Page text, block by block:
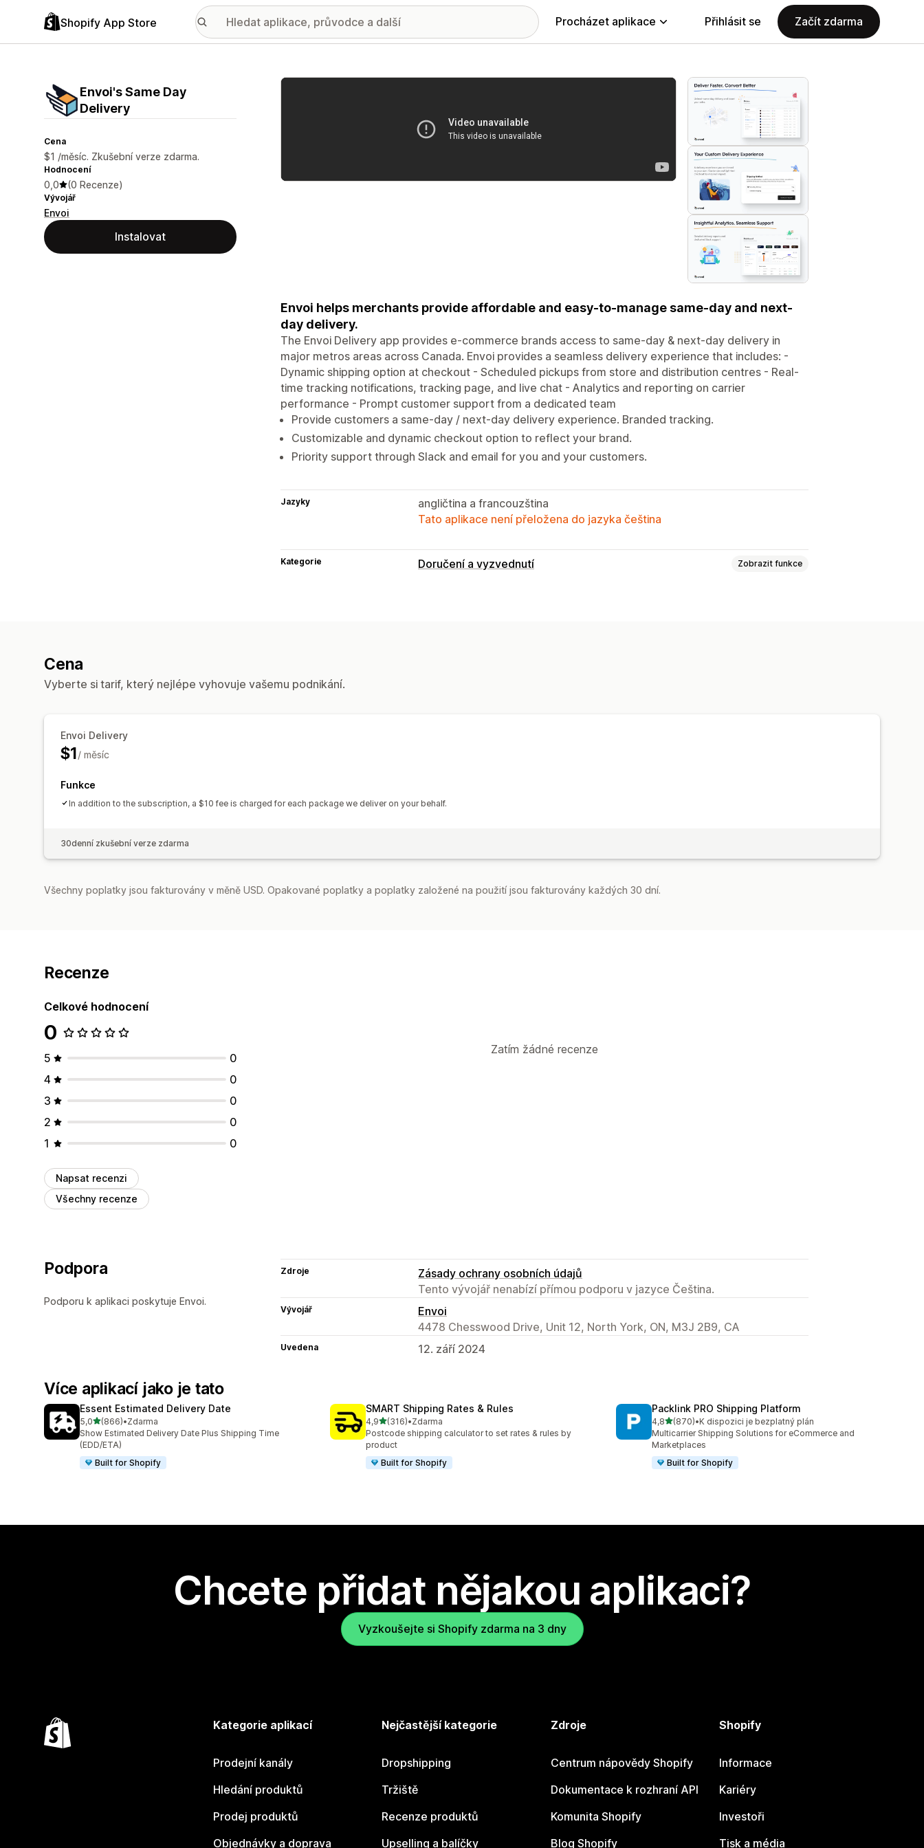
Shopify App Store Procházet aplikace Přihlásit se Začít zdarma
Envoi's Same Day
Delivery
Cena
$1 /měsíc. Zkušební verze zdarma.
Hodnocení
0,0 (0 Recenze)
Vývojář
Envoi
Instalovat
Galerie propagovaných obrázků
Envoi helps merchants provide affordable and easy-to-manage same-day and next-
day delivery.
The Envoi Delivery app provides e-commerce brands access to same-day & next-day delivery in
major metros areas across Canada. Envoi provides a seamless delivery experience that includes: -
Dynamic shipping option at checkout - Scheduled pickups from store and distribution centres - Real-
time tracking notifications, tracking page, and live chat - Analytics and reporting on carrier
performance - Prompt customer support from a dedicated team
Provide customers a same-day / next-day delivery experience. Branded tracking.
Customizable and dynamic checkout option to reflect your brand.
Priority support through Slack and email for you and your customers.
Jazyky
angličtina a francouzština
Tato aplikace není přeložena do jazyka čeština
Kategorie Doručení a vyzvednutí Zobrazit funkce
Cena
Vyberte si tarif, který nejlépe vyhovuje vašemu podnikání.
Envoi Delivery
$1/ měsíc
Funkce
In addition to the subscription, a $10 fee is charged for each package we deliver on your behalf.
30denní zkušební verze zdarma
Všechny poplatky jsou fakturovány v měně USD. Opakované poplatky a poplatky založené na použití jsou fakturovány každých 30 dní.
Recenze
Celkové hodnocení
0
5
0
4
0
3
0
2
0
1
0
Napsat recenzi
Všechny recenze
Zatím žádné recenze
Podpora
Podporu k aplikaci poskytuje Envoi.
Zdroje
Zásady ochrany osobních údajů
Tento vývojář nenabízí přímou podporu v jazyce Čeština.
Vývojář
Envoi
4478 Chesswood Drive, Unit 12, North York, ON, M3J 2B9, CA
Uvedena 12. září 2024
Více aplikací jako je tato
Essent Estimated Delivery Date
5,0z 5 hvězd
(866)
Celkový počet recenzí: 866
•Zdarma
Show Estimated Delivery Date Plus Shipping Time
(EDD/ETA)
Built for Shopify
SMART Shipping Rates & Rules
4,9z 5 hvězd
(316)
Celkový počet recenzí: 316
•Zdarma
Postcode shipping calculator to set rates & rules by
product
Built for Shopify
Packlink PRO Shipping Platform
4,8z 5 hvězd
(870)
Celkový počet recenzí: 870
•K dispozici je bezplatný plán
Multicarrier Shipping Solutions for eCommerce and
Marketplaces
Built for Shopify
Chcete přidat nějakou aplikaci?
Vyzkoušejte si Shopify zdarma na 3 dny
Kategorie aplikací
Prodejní kanály
Hledání produktů
Prodej produktů
Objednávky a doprava
Nejčastější kategorie
Dropshipping
Tržiště
Recenze produktů
Upselling a balíčky
Zdroje
Centrum nápovědy Shopify
Dokumentace k rozhraní API
Komunita Shopify
Blog Shopify
Shopify
Informace
Kariéry
Investoři
Tisk a média